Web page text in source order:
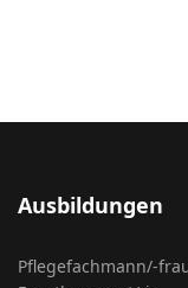
Ausbildungen
Pflegefachmann/-